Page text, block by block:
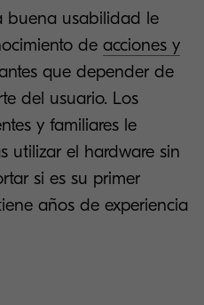
buena usabilidad le
de acciones y
que depender de
del usuario. Los
y familiares le
utilizar el hardware sin
si es su primer
años de experiencia